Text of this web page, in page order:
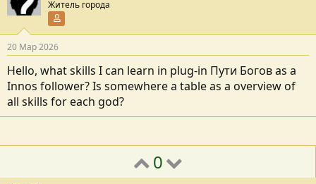
е
м
з
д
н
и
я
Житель города
20 Мар 2026
Hello, what skills I can learn in plug-in Пути Богов as a
Innos follower? Is somewhere a table as a overview of
all skills for each god?
0